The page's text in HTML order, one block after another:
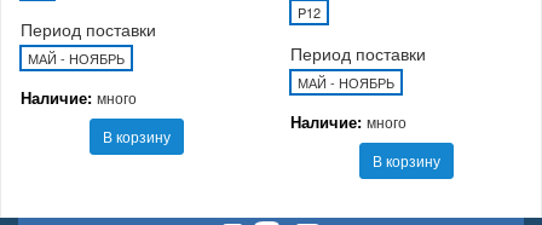
Период поставки
МАЙ - НОЯБРЬ
Наличие: много
В корзину
P12
Период поставки
МАЙ - НОЯБРЬ
Наличие: много
В корзину